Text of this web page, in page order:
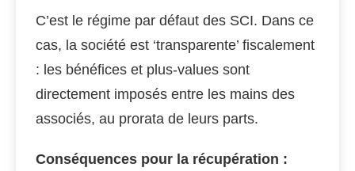
C’est le régime par défaut des SCI. Dans ce
cas, la société est ‘transparente’ fiscalement
: les bénéfices et plus-values sont
directement imposés entre les mains des
associés, au prorata de leurs parts.
Conséquences pour la récupération :